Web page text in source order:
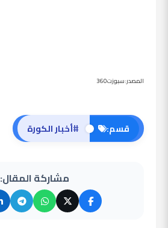
المصدر:سبوزت360
قسم: #أخبار الكورة
مشاركة المقال: